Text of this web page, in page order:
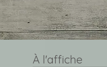
À l'affiche